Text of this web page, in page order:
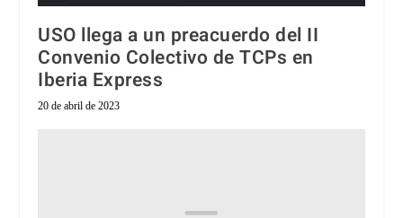
USO llega a un preacuerdo del II
Convenio Colectivo de TCPs en
Iberia Express
20 de abril de 2023